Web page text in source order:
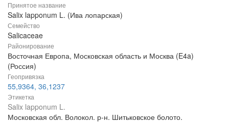
Принятое название
Salix lapponum L. (Ива лопарская)
Семейство
Salicaceae
Районирование
Восточная Европа, Московская область и Москва (E4a)
(Россия)
Геопривязка
55,9364, 36,1237
Этикетка
Salix lapponum L.
Московская обл. Волокол. р-н. Шитьковское болото.